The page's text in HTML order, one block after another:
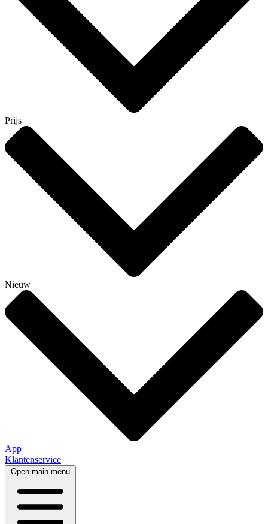
Prijs
Nieuw
App
Klantenservice
Open main menu